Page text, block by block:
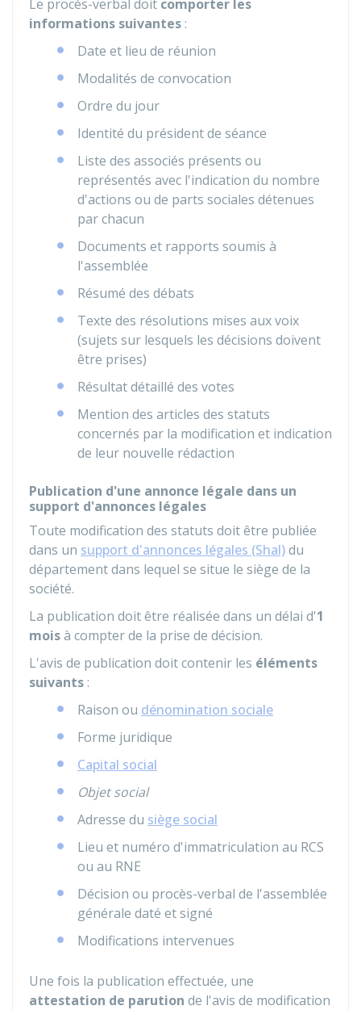
Le procès-verbal doit comporter les
informations suivantes :
Date et lieu de réunion
Modalités de convocation
Ordre du jour
Identité du président de séance
Liste des associés présents ou
représentés avec l'indication du nombre
d'actions ou de parts sociales détenues
par chacun
Documents et rapports soumis à
l'assemblée
Résumé des débats
Texte des résolutions mises aux voix
(sujets sur lesquels les décisions doivent
être prises)
Résultat détaillé des votes
Mention des articles des statuts
concernés par la modification et indication
de leur nouvelle rédaction
Publication d'une annonce légale dans un
support d'annonces légales
Toute modification des statuts doit être publiée
dans un support d'annonces légales (Shal)du
département dans lequel se situe le siège de la
société.
La publication doit être réalisée dans un délai d'1
moisà compter de la prise de décision.
L'avis de publication doit contenir les éléments
suivants :
Raison ou dénomination sociale
Forme juridique
Capital social
Objet social
Adresse du siège social
Lieu et numéro d'immatriculation au RCS
ou au RNE
Décision ou procès-verbal de l'assemblée
générale daté et signé
Modifications intervenues
Une fois la publication effectuée, une
attestation de parution de l'avis de modification